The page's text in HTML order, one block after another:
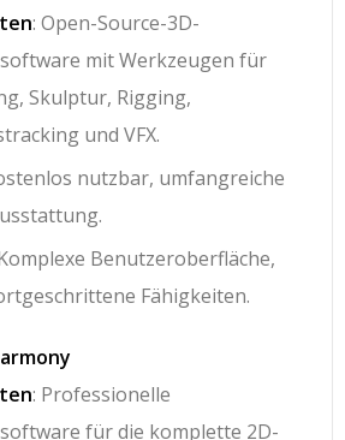
: Open-Source-3D-
mit Werkzeugen für
Skulptur, Rigging,
und VFX.
nutzbar, umfangreiche
Benutzeroberfläche,
Fähigkeiten.
: Professionelle
für die komplette 2D-